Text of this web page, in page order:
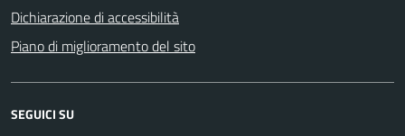
Dichiarazione di accessibilità
Piano di miglioramento del sito
SEGUICI SU